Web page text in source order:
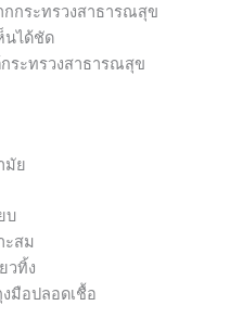
กระทรวงสาธารณสุข
นได้ชัด
ระทรวงสาธารณสุข
มัย
บ
ะสม
วทิ้ง
มือปลอดเชื้อ